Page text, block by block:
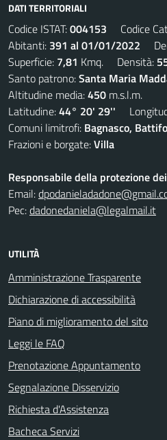
DATI TERRITORIALI
Codice ISTAT:004153 Codice
Abitanti: 391 al 01/01/2022
Superficie: 7,81 Kmq. Densità:
Santo patrono:Santa Maria
Altitudine media:450 m.s.l.m.
Latitudine:44° 20' 29''
Comuni limitrofi: Bagnasco,
Frazioni e borgate:Villa
Responsabile della protezione
Email:
Pec:dadonedaniela@legalmail.it
UTILITÀ
Amministrazione Trasparente
Dichiarazione di accessibilità
Piano di miglioramento del sito
Leggi le FAQ
Prenotazione Appuntamento
Segnalazione Disservizio
Richiesta d'Assistenza
Bacheca Servizi